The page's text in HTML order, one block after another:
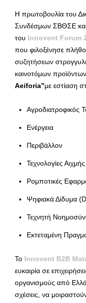
Η πρωτοβουλία του
Συνδέσμων ΣΒΘΣΕ
του Innovent Forum
που φιλοξένησε
συζητήσεων
καινοτόμων
Aeiforia”με εστίαση
Αγροδιατροφικός
Ενέργεια
Περιβάλλον
Τεχνολογίες Αιχμής
Ρομποτικές
Ψηφιακά Δίδυμα
Τεχνητή
Εκτεταμένη
Το Innovent B2B
ευκαιρία σε
οργανισμούς από
σχέσεις, να